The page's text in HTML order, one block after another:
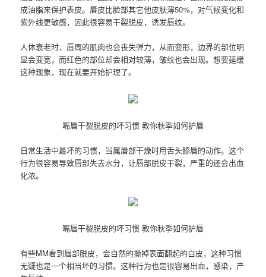
成油脂来保护表皮。唇皮比脸部其它他皮肤薄50%，对气候变化和
紫外线更敏感，因此很容易干裂脱皮，诱发唇纹。
人体衰老时，唇周的肌肉也会丧失弹力，从而变形，边界的部位明
显会变宽，而红色的部位却会相对较薄，皱纹也会出现。想要延缓
这种现象，现在就要开始护理了。
嘴唇干裂脱皮的坏习惯 教你秋季如何护唇
日常生活中最坏的习惯，当属唇部干燥时用舌头舔唇的动作。这个
行为很容易导致唇部失去水分，让唇部脱皮干裂，严重的还会出血
化浓。
嘴唇干裂脱皮的坏习惯 教你秋季如何护唇
有些MM看到唇部脱皮，会自然的撕掉表面翻起的白皮，这种习惯
无疑也是一个相当坏的习惯。这种行为也是很容易出血，感染，产